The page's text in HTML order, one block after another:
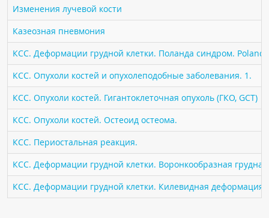
Спросить врача
ПОМОЩЬ
Изменения лучевой кости
Казеозная пневмония
КСС. Деформации грудной клетки. Поланда синдром. Poland
КСС. Опухоли костей и опухолеподобные заболевания. 1.
КСС. Опухоли костей. Гигантоклеточная опухоль (ГКО, GCT)
КСС. Опухоли костей. Остеоид остеома.
КСС. Периостальная реакция.
КСС. Деформации грудной клетки. Воронкообразная
КСС. Деформации грудной клетки. Килевидная деформация